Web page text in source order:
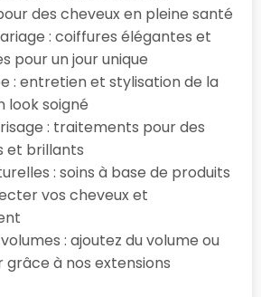
des cheveux en pleine santé
: coiffures élégantes et
pour un jour unique
: entretien et stylisation de la
look soigné
: traitements pour des
et brillants
: soins à base de produits
vos cheveux et
: ajoutez du volume ou
grâce à nos extensions